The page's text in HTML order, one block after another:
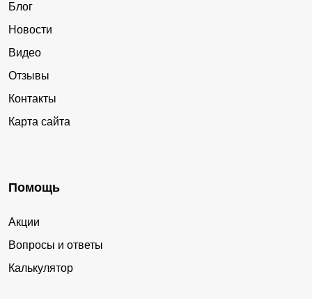
Блог
Новости
Видео
Отзывы
Контакты
Карта сайта
Помощь
Акции
Вопросы и ответы
Калькулятор